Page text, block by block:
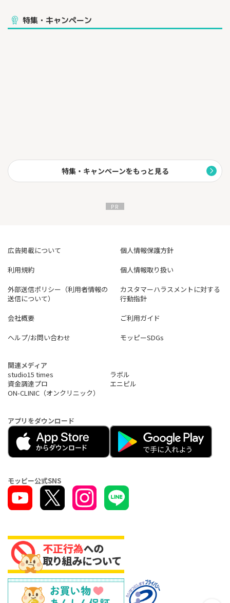
・セブン-イレブン
・ローソン
3.1枚で5つの役割をカバー
Oliveフレキシブルペイは1枚で以下の5つの機能を持ちます：
な魅力です。
【今すぐ始めよう！】
く、豪華な特典と利便性を兼ね備えています。
三井住友カード ゴールド（NL）では得られないメリットを体験し
公式サイトをチェックして、新しいライフスタイルを始めましょ
特集・キャンペーン
特集・キャンペーンをもっと見る
広告掲載について
個人情報保護方針
利用規約
個人情報取り扱い
外部送信ポリシー（利用者情報の
送信について）
カスタマーハラスメントに対する
行動指針
会社概要
ご利用ガイド
ヘルプ/お問い合わせ
モッピーSDGs
関連メディア
studio15 times
ラボル
資金調達プロ
エニピル
ON-CLINIC（オンクリニック）
アプリをダウンロード
モッピー公式SNS